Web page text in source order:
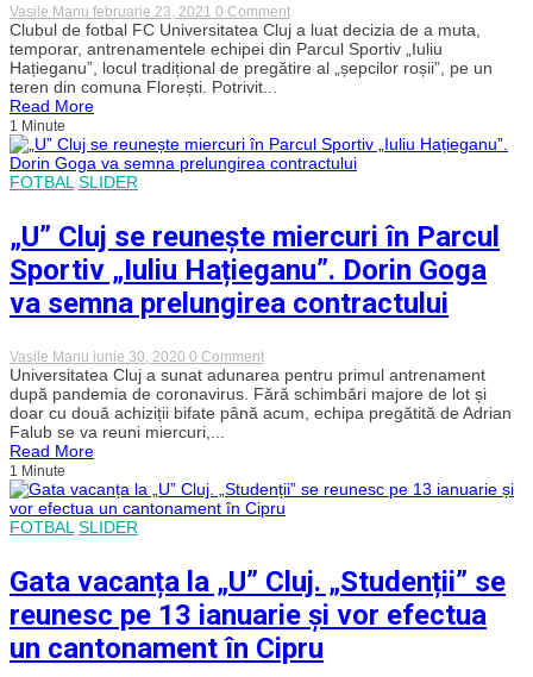
Vasile Manu februarie 23, 2021 0 Commenton
De
ce
nu
se
Cluj
în
Parcul
Hațieganu”?
Clubul de fotbal FC Universitatea Cluj a luat decizia de a muta,
temporar, antrenamentele echipei din Parcul Sportiv „Iuliu
Hațieganu”, locul tradițional de pregătire al „șepcilor roșii”, pe un
teren din comuna Florești. Potrivit...
Read More
1 Minute
FOTBAL SLIDER
„U” Cluj se reunește miercuri în Parcul
Sportiv „Iuliu Hațieganu”. Dorin Goga
va semna prelungirea contractului
Vasile Manu iunie 30, 2020 0 Commenton
„U”
Cluj
se
reunește
Sportiv
„Iuliu
Hațieganu”.
va
semna
prelungirea
contractului
Universitatea Cluj a sunat adunarea pentru primul antrenament
după pandemia de coronavirus. Fără schimbări majore de lot și
doar cu două achiziții bifate până acum, echipa pregătită de Adrian
Falub se va reuni miercuri,...
Read More
1 Minute
FOTBAL SLIDER
Gata vacanța la „U” Cluj. „Studenții” se
reunesc pe 13 ianuarie și vor efectua
un cantonament în Cipru